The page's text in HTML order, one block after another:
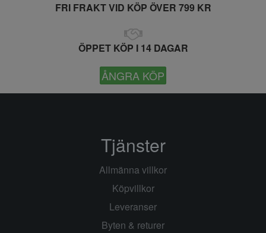
FRI FRAKT VID KÖP ÖVER 799 KR
ÖPPET KÖP I 14 DAGAR
ÅNGRA KÖP
Tjänster
Allmänna villkor
Köpvillkor
Leveranser
Byten & returer